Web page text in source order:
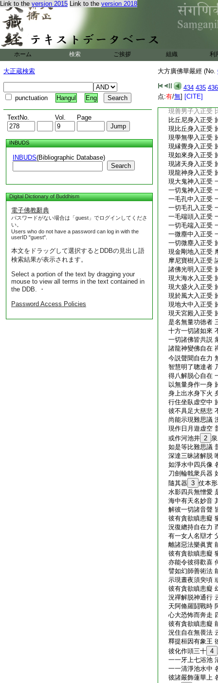
Link to the version 2015 Link to the version 2018
ホーム 検索 ご挨拶 組織 利
大正蔵検索
punctuation Hangul Eng
TextNo. Vol. Page
INBUDS
INBUDS(Bibliographic Database)
Search
Digital Dictionary of Buddhism
電子佛教辭典
パスワードがない場合は「guest」でログインしてくださ
い。
Users who do not have a password can log in with the
userID "guest".
本文をドラッグして選択するとDDBの見出し語
検索結果が表示されます。
Select a portion of the text by dragging your
mouse to view all terms in the text contained in
the DDB. ・
Password Access Policies
大方廣佛華嚴經 (No.
434 435 436
点:有/無] [CITE]
於身根中入正受
分別一切諸觸法
於觸法中入正受
觀身無生無自性
分別一切諸法相
於諸法中入正受
觀意無生無自性
現童子身入正受
現壯年身入正受
現老年身入正受
現善女人入正受
現善男子入正受
比丘尼身入正受
現比丘身入正受
現學無學入正受
現縁覺身入正受
現如來身入正受
現諸天身入正受
現龍神身入正受
現大鬼神入正受
一切鬼神入正受
一毛孔中入正受
一切毛孔入正受
一毛端頭入正受
一切毛端入正受
一微塵中入正受
一切微塵入正受
現金剛地入正受
摩尼寶樹入正受
諸佛光明入正受
現大海水入正受
現大盛火入正受
現於風大入正受
現地大中入正受
現天宮殿入正受
是名無量功徳者
十方一切諸如來
一切諸佛皆共説
諸龍神變佛自在
今説聲聞自在力
智慧明了聰達者
得八解脱心自在
以無量身作一身
身上出水身下火
行住坐臥虚空中
彼不具足大慈悲
尚能示現難思議
現作日月遊虚空
或作河池井 2
如是等比難思議
深達三昧諸解脱
如淨水中四兵像
刀劍輪戟衆兵器
隨其器 3 仗本
水影四兵無憎愛
海中有天名妙音
解彼一切諸音聲
彼有貪欲瞋恚癡
況復總持自在力
有一女人名辯才
離諸惡法樂眞實
彼有貪欲瞋恚癡
亦能令彼得歡喜
譬如幻師善術法
示現晝夜須臾頃
彼有貪欲瞋恚癡
況禪解脱神通行
天阿脩羅鬪戰時
心大恐怖而奔走
彼有貪欲瞋恚癡
況住自在無畏法
釋提桓因有象王
彼化作頭三十 4
一一牙上七浴池
一一清淨池水中
彼諸嚴飾蓮華上